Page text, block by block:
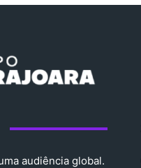
audiência global.